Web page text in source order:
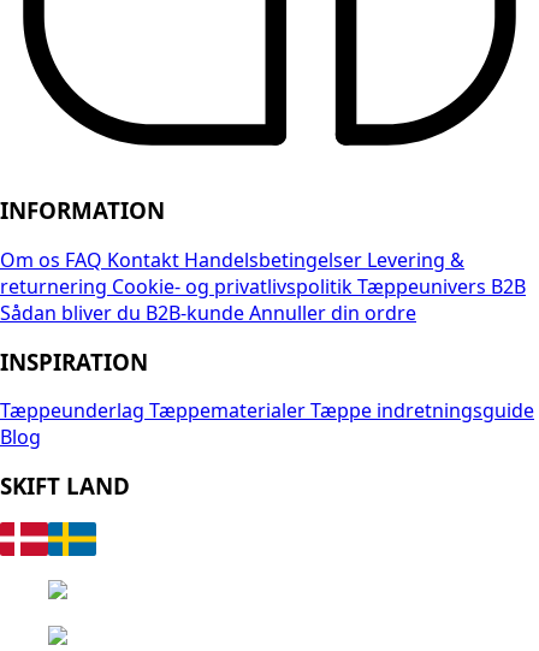
INFORMATION
Om os FAQ Kontakt Handelsbetingelser Levering &
returnering Cookie- og privatlivspolitikTæppeunivers B2B
Sådan bliver du B2B-kundeAnnuller din ordre
INSPIRATION
Tæppeunderlag TæppematerialerTæppe indretningsguide
Blog
SKIFT LAND